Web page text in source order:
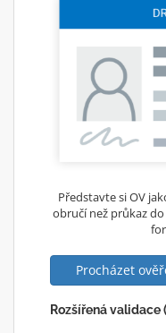
Představte si OV
obručí než průkaz
Procházet
Rozšířená validace